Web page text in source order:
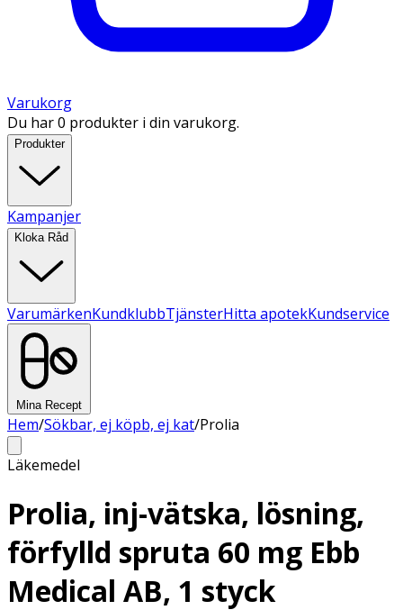
Varukorg
Du har 0 produkter i din varukorg.
Produkter
Kampanjer
Kloka Råd
VarumärkenKundklubbTjänsterHitta apotekKundservice
Mina Recept
Hem/Sökbar, ej köpb, ej kat/Prolia
Läkemedel
Prolia, inj-vätska, lösning,
förfylld spruta 60 mg Ebb
Medical AB, 1 styck